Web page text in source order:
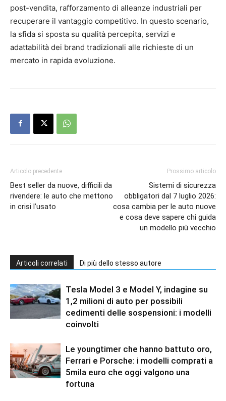
post-vendita, rafforzamento di alleanze industriali per
recuperare il vantaggio competitivo. In questo scenario,
la sfida si sposta su qualità percepita, servizi e
adattabilità dei brand tradizionali alle richieste di un
mercato in rapida evoluzione.
Articolo precedente
Best seller da nuove, difficili da
rivendere: le auto che mettono
in crisi l’usato
Prossimo articolo
Sistemi di sicurezza
obbligatori dal 7 luglio 2026:
cosa cambia per le auto nuove
e cosa deve sapere chi guida
un modello più vecchio
Articoli correlati Di più dello stesso autore
Tesla Model 3 e Model Y, indagine su
1,2 milioni di auto per possibili
cedimenti delle sospensioni: i modelli
coinvolti
Le youngtimer che hanno battuto oro,
Ferrari e Porsche: i modelli comprati a
5mila euro che oggi valgono una
fortuna